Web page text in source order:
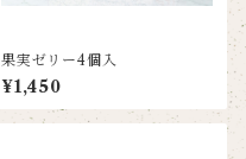
果実ゼリー4個入
¥1,450